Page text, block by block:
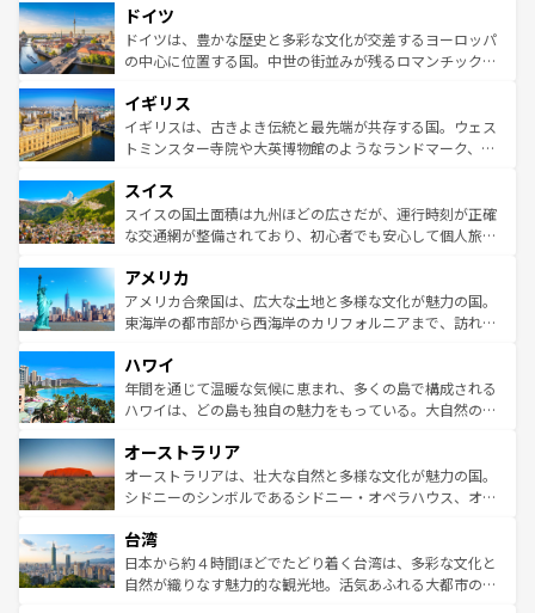
せる。地方によって風土や気候が異なるスペインはその個
性で訪れる人を魅了する。 なお、新着のスペイン情報は コ
ンテンツ一覧を参照してほしい。
で、幅広い魅力が詰まっている。華麗な宮殿、歴史的な大
聖堂、美しいビーチ、そして豊かな自然が、訪れる者を心
から魅了する。また、フランスは美食の国としても知ら
いる。シャンパンの発祥地であるランス、プロヴァンスの
香り高いラベンダー畑など、多彩な楽しみ方が可能だ。さ
らに、パリ以外の地域にも魅力が溢れており、どの街角に
れる地方に足を運ぶとそれぞれで全く異なる文化を体験で
きるだろう。 なお、新着のフランス情報はコンテンツ一覧
を参照してほしい。
ドイツ
ドイツは、豊かな歴史と多彩な文化が交差するヨーロッパ
の中心に位置する国。中世の街並みが残るロマンチック街
顔を持つこの国は、どこを歩いても飽きることがない。ベ
ルリンの文化的活気、バイエルン州のアルプスの絶景、そ
してライン川沿いのワイン畑といった風景は必見。ビール
は、お酒好きな人にはぜひ体験してほしい。 なお、新着の
ドイツ情報はコンテンツ一覧を参照してほしい。
イギリス
イギリスは、古きよき伝統と最先端が共存する国。ウェス
トミンスター寺院や大英博物館のようなランドマーク、歴
リアごとに異なる魅力がある。また、優雅なアフタヌーン
ティー、ビール好きにはたまらない英国パブ、サッカー観
戦など、本場だからこそできる体験も豊富。イギリスを旅
ンツ一覧を参照してほしい。
スイス
スイスの国土面積は九州ほどの広さだが、運行時刻が正確
な交通網が整備されており、初心者でも安心して個人旅行
の建物がそのまま残る町や、スイスならではのユニークな
博物館もあり、アルプス観光だけでなく町歩きも満喫する
ことができる。国民の所得が高いため物価も高いが、旅行
ば市内交通費無料で観光を楽しむこともできる。 なお、新
着のスイス情報はコンテンツ一覧 を参照してほしい。
アメリカ
アメリカ合衆国は、広大な土地と多様な文化が魅力の国。
東海岸の都市部から西海岸のカリフォルニアまで、訪れる
のような巨大都市は、観光、ショッピング、エンターテイ
ンメントが詰まった刺激的なスポットだ。一方、アメリカ
西部には大自然が広がり、グランドキャニオンやイエロー
部のニューオーリンズでは、音楽と美食が融合した独特の
文化が魅力。旅行者はアメリカの各地域で異なる魅力を楽
しみながら、その多様性と豊かな歴史を感じることができ
ならではの贅沢な旅のスタイルだ。 なお、新着のアメリカ
情報はコンテンツ一覧を参照してほしい。
ハワイ
年間を通じて温暖な気候に恵まれ、多くの島で構成される
ハワイは、どの島も独自の魅力をもっている。大自然の神
ワイ島は見逃せない。また、定番の観光地といえばオアフ
島だが、静かな自然を求めるならマウイ島やカウアイ島が
おすすめ。エメラルドグリーンに輝く海をはじめ、豊かな
れるおもてなしの心で訪れる人々を迎えてくれるハワイの
人々、おいしいローカルフードやハワイアンミュージッ
ク、伝統的なフラダンスなど、すべてがハワイの魅力を彩
オーストラリア
オーストラリアは、壮大な自然と多様な文化が魅力の国。
シドニーのシンボルであるシドニー・オペラハウス、オー
リアリーフや大陸中央部にそびえるウルル（エアーズロッ
ク）、タスマニアの美しい原生林やケアンズの熱帯雨林な
ど、見どころがたくさん。また、カフェやワイン、オージ
台湾
日本から約４時間ほどでたどり着く台湾は、多彩な文化と
自然が織りなす魅力的な観光地。活気あふれる大都市の台